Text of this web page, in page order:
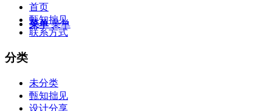
菜单 菜单
首页
甄知拙见
联系方式
分类
未分类
甄知拙见
设计分享